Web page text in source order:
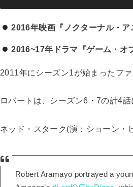
2016年映画『ノクターナル・ア
2016~17年ドラマ『ゲーム・オ
2011年にシーズン1が始まったファ
ロバートは、シーズン6・7の計4話
ネッド・スターク(演：ショーン・
Robert Aramayo portrayed a